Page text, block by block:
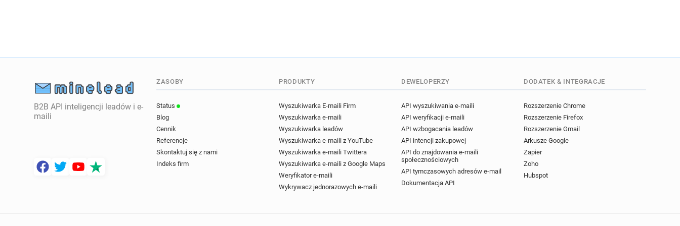
a********@monster.fr
u*******@monster.fr
j*******@monster.fr
n*******@monster.fr
p*********@monster.fr
d************@monster.fr
t********@monster.fr
s************@monster.fr
u********@monster.fr
B2B API inteligencji leadów i e-
maili
ZASOBY
Status
Blog
Cennik
Referencje
Skontaktuj się z nami
Indeks firm
PRODUKTY
Wyszukiwarka E-maili Firm
Wyszukiwarka e-maili
Wyszukiwarka leadów
Wyszukiwarka e-maili z YouTube
Wyszukiwarka e-maili Twittera
Wyszukiwarka e-maili z Google Maps
Weryfikator e-maili
Wykrywacz jednorazowych e-maili
DEWELOPERZY
API wyszukiwania e-maili
API weryfikacji e-maili
API wzbogacania leadów
API intencji zakupowej
API do znajdowania e-maili
społecznościowych
API tymczasowych adresów e-mail
Dokumentacja API
DODATEK & INTEGRACJE
Rozszerzenie Chrome
Rozszerzenie Firefox
Rozszerzenie Gmail
Arkusze Google
Zapier
Zoho
Hubspot